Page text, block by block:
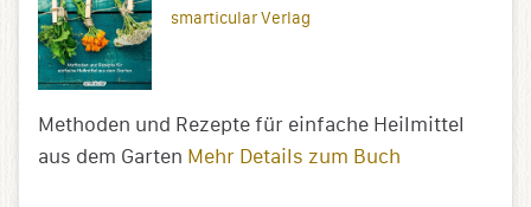
smarticular Verlag
Methoden und Rezepte für einfache Heilmittel
aus dem Garten Mehr Details zum Buch